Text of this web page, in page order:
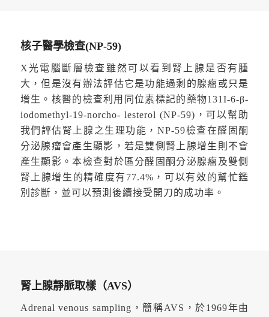
核子醫學檢查(NP-59)
X光電腦斷層檢查雖然可以看到腎上腺是否有腫
大，但是沒有辦法評估它是功能過剩的腺瘤或只是
增生。核醫的檢查利用同位素標記的藥物131I-6-β-
iodomethyl-19-norcho- lesterol (NP-59)，可以幫助
我們評估腎上腺之生理功能，NP-59檢查在醛固酮
分泌腺瘤會產生顯影，若是雙側腎上腺增生則不會
產生顯影。本檢查對於區分醛固酮分泌腺瘤及雙側
腎上腺增生的精確度有77.4%，可以有效的幫忙鑑
別診斷，並可以預測後續接受開刀的成功率。
腎上腺靜脈取樣（AVS）
Adrenal venous sampling，簡稱AVS，於1969年由